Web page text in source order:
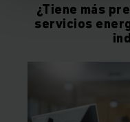
¿Tiene más
servicios